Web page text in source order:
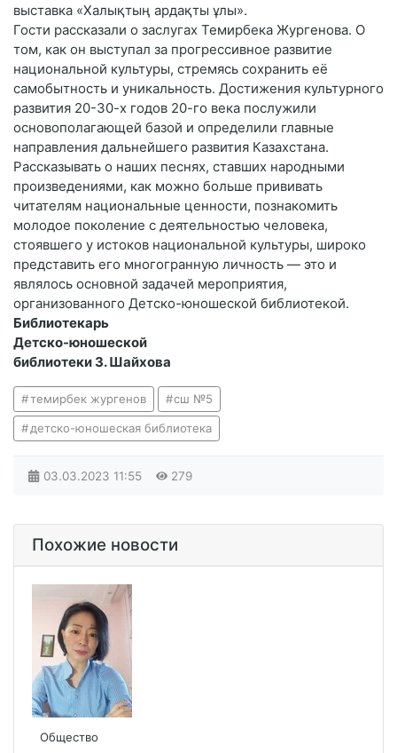
выставка «Халықтың ардақты ұлы».
Гости рассказали о заслугах Темирбека Жургенова. О
том, как он выступал за прогрессивное развитие
национальной культуры, стремясь сохранить её
самобытность и уникальность. Достижения культурного
развития 20-30-х годов 20-го века послужили
основополагающей базой и определили главные
направления дальнейшего развития Казахстана.
Рассказывать о наших песнях, ставших народными
произведениями, как можно больше прививать
читателям национальные ценности, познакомить
молодое поколение с деятельностью человека,
стоявшего у истоков национальной культуры, широко
представить его многогранную личность — это и
являлось основной задачей мероприятия,
организованного Детско-юношеской библиотекой.
Библиотекарь
Детско-юношеской
библиотеки З. Шайхова
темирбек жургенов сш №5
детско-юношеская библиотека
03.03.2023 11:55 279
Похожие новости
Общество